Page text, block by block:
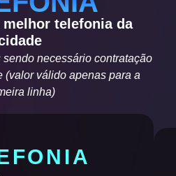
melhor telefonia da
necessário contratação
(valor válido apenas para a
linha)